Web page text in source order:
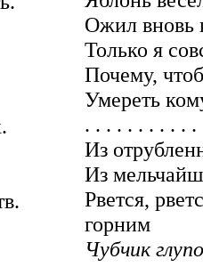
Ожил вновь
Только я
Почему,
Умереть
. . . . . . . . . . .
Из
Из
Рвется,
горним
Чубчик